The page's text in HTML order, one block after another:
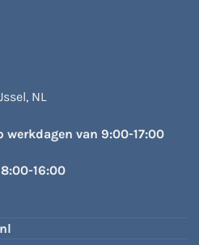
NL
van 9:00-17:00
16:00